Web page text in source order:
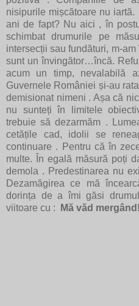
nisipurile mișcătoare nu
ani de fapt? Nu aici , în
schimbat drumurile pe
intersecții sau fundături, m-
sunt un învingător…încă.
acum un timp, nevalabilă
Guvernele României și-au
demisionat nimeni . Așa că
nu sunteți în limitele
trebuie să dezarmăm .
cetățile cad, idolii se
continuare . Pentru că în
multe. În egală măsură poți
demola . Predestinarea nu
Dezamăgirea ce mă
dorința de a îmi găsi
viitoare cu :
Mă văd mergând!